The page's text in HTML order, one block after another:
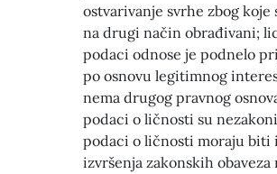
ostvarivanje svrhe zbog
na drugi način obrađivani;
podaci odnose je podnelo
po osnovu legitimnog
nema drugog pravnog
podaci o ličnosti su
podaci o ličnosti moraju biti
izvršenja zakonskih obaveza